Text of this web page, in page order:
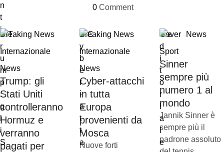
0 Comment
Breaking News
Internazionale
News
Trump: gli
Stati Uniti
controlleranno
Hormuz e
verranno
pagati per
Breaking News
Internazionale
News
Cyber-attacchi
in tutta
Europa
provenienti da
Mosca
Nuove forti
Cover
News
Sport
Sinner
sempre più
numero 1 al
mondo
Jannik Sinner è
sempre più il
padrone assoluto